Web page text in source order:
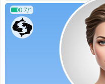
0.7/1